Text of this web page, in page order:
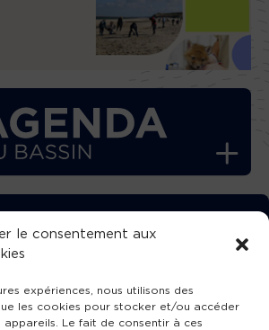
le consentement aux
expériences, nous utilisons des
les cookies pour stocker et/ou accéder
appareils. Le fait de consentir à ces
GRATUITEMENT
TVBA !